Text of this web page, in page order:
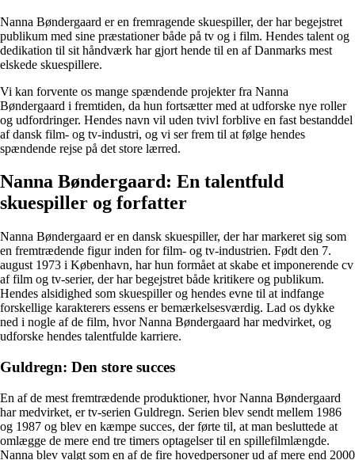
Nanna Bøndergaard er en fremragende skuespiller, der har begejstret
publikum med sine præstationer både på tv og i film. Hendes talent og
dedikation til sit håndværk har gjort hende til en af Danmarks mest
elskede skuespillere.
Vi kan forvente os mange spændende projekter fra Nanna
Bøndergaard i fremtiden, da hun fortsætter med at udforske nye roller
og udfordringer. Hendes navn vil uden tvivl forblive en fast bestanddel
af dansk film- og tv-industri, og vi ser frem til at følge hendes
spændende rejse på det store lærred.
Nanna Bøndergaard: En talentfuld
skuespiller og forfatter
Nanna Bøndergaard er en dansk skuespiller, der har markeret sig som
en fremtrædende figur inden for film- og tv-industrien. Født den 7.
august 1973 i København, har hun formået at skabe et imponerende cv
af film og tv-serier, der har begejstret både kritikere og publikum.
Hendes alsidighed som skuespiller og hendes evne til at indfange
forskellige karakterers essens er bemærkelsesværdig. Lad os dykke
ned i nogle af de film, hvor Nanna Bøndergaard har medvirket, og
udforske hendes talentfulde karriere.
Guldregn: Den store succes
En af de mest fremtrædende produktioner, hvor Nanna Bøndergaard
har medvirket, er tv-serien Guldregn. Serien blev sendt mellem 1986
og 1987 og blev en kæmpe succes, der førte til, at man besluttede at
omlægge de mere end tre timers optagelser til en spillefilmlængde.
Nanna blev valgt som en af de fire hovedpersoner ud af mere end 2000